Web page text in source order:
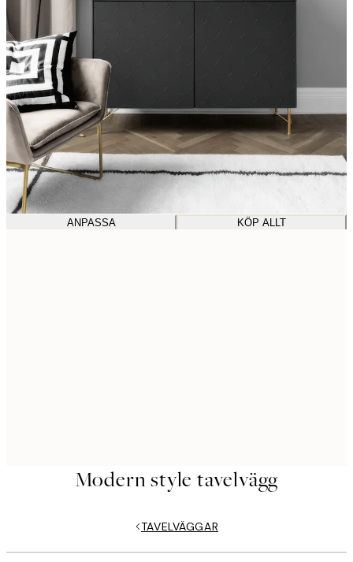
ANPASSA KÖP ALLT
Modern style tavelvägg
TAVELVÄGGAR